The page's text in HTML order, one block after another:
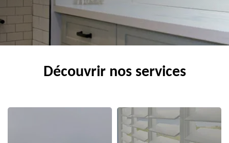
Découvrir nos services